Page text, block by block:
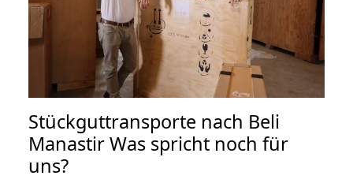
Stückguttransporte nach Beli
Manastir Was spricht noch für
uns?